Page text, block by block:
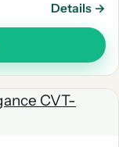
Details →